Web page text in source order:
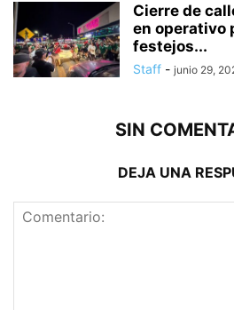
Cierre de
en operativo
festejos...
Staff - junio 29,
SIN
DEJA UNA